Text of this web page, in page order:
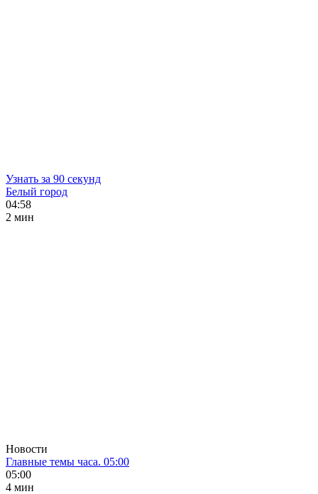
Узнать за 90 секунд
Белый город
04:58
2 мин
Новости
Главные темы часа. 05:00
05:00
4 мин